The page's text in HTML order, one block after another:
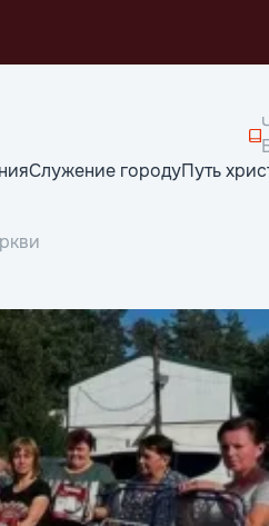
Служение городуПуть